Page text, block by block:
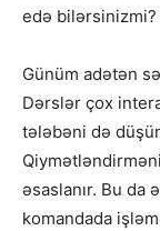
edə bilərsinizmi?
Günüm adətən
Dərslər çox
tələbəni də
əsaslanır. Bu da
komandada